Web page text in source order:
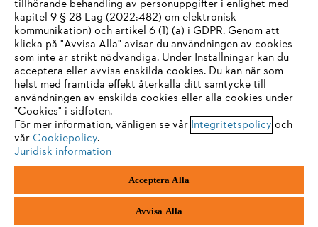
Allmänna villkor och bestämmelser
Integritetspolicy
Juridisk information
Box 3062
IHR BROWSER WIRD NICHT
UNTERSTÜTZT
Sie nutzen einen Browser, den wir noch nicht unterstützen. Für
eine optimale Nutzung unserer Seite empfehlen wir Ihnen, zu
einem der folgenden Browser zu wechseln:
Firefox Chrome
tillhörande behandling av personuppgifter i enlighet med
kapitel 9 § 28 Lag (2022:482) om elektronisk
kommunikation) och artikel 6 (1) (a) i GDPR. Genom att
klicka på "Avvisa Alla" avisar du användningen av cookies
som inte är strikt nödvändiga. Under Inställningar kan du
acceptera eller avvisa enskilda cookies. Du kan när som
helst med framtida effekt återkalla ditt samtycke till
användningen av enskilda cookies eller alla cookies under
"Cookies" i sidfoten.
För mer information, vänligen se vår Integritetspolicy och
vår Cookiepolicy.
Juridisk information
Acceptera Alla
Avvisa Alla